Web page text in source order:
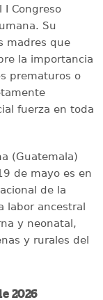
Congreso
Su
madres que
la importancia
prematuros o
fuerza en toda
(Guatemala)
de mayo es en
de la
labor ancestral
y neonatal,
y rurales del
2026